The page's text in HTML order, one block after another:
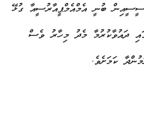
ބުނީ އެމްއެމްޕީއާރުސީއާ ގުޅޭ
ދައުވާކުރުމާ މެދު މިހާރު ވެސް
ކަމަށެވެ.